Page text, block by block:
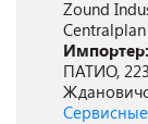
Zound
Импортер:
ПАТИО,